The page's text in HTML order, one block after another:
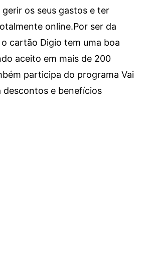
os seus gastos e ter
online.Por ser da
cartão Digio tem uma boa
aceito em mais de 200
participa do programa Vai
descontos e benefícios